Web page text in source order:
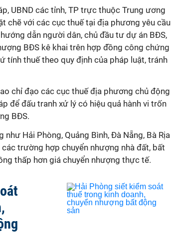
UBND các tỉnh, TP trực thuộc Trung ương
chẽ với các cục thuế tại địa phương yêu cầu
dẫn người dân, chủ đầu tư dự án BĐS,
BĐS kê khai trên hợp đồng công chứng
tính thuế theo quy định của pháp luật, tránh
chỉ đạo các cục thuế địa phương chủ động
để đấu tranh xử lý có hiệu quả hành vi trốn
BĐS.
Hải Phòng, Quảng Bình, Đà Nẵng, Bà Rịa
các trường hợp chuyển nhượng nhà đất, bất
thấp hơn giá chuyển nhượng thực tế.